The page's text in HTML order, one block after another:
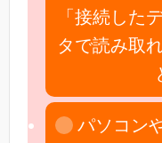
「接続した
タで読み取
パソコン